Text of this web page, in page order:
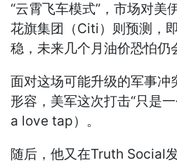
“云霄飞车模式”，市场对美
花旗集团（Citi）则预测，
稳，未来几个月油价恐怕仍
面对这场可能升级的军事冲
形容，美军这次打击“只是
a love tap）。
随后，他又在Truth Social